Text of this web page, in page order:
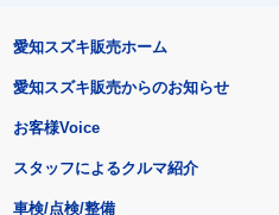
愛知スズキ販売ホーム
愛知スズキ販売からのお知らせ
お客様Voice
スタッフによるクルマ紹介
車検/点検/整備